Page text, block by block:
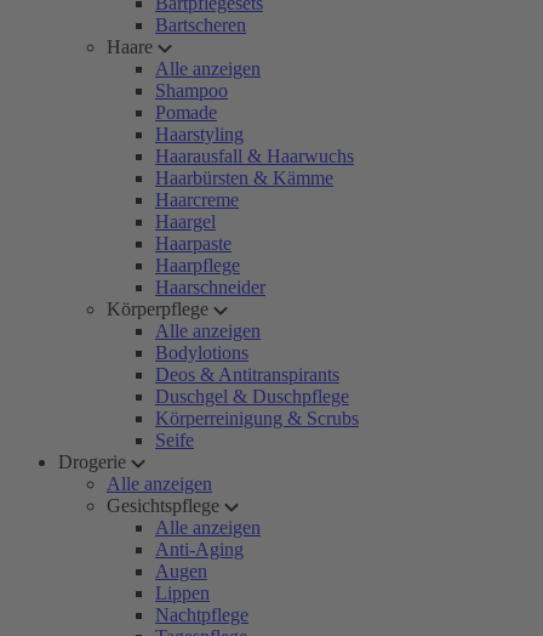
Bartscheren
Haare
Alle anzeigen
Shampoo
Pomade
Haarstyling
Haarausfall & Haarwuchs
Haarbürsten & Kämme
Haarcreme
Haargel
Haarpaste
Haarpflege
Haarschneider
Körperpflege
Alle anzeigen
Bodylotions
Deos & Antitranspirants
Duschgel & Duschpflege
Körperreinigung & Scrubs
Seife
Drogerie
Alle anzeigen
Gesichtspflege
Alle anzeigen
Anti-Aging
Augen
Lippen
Nachtpflege